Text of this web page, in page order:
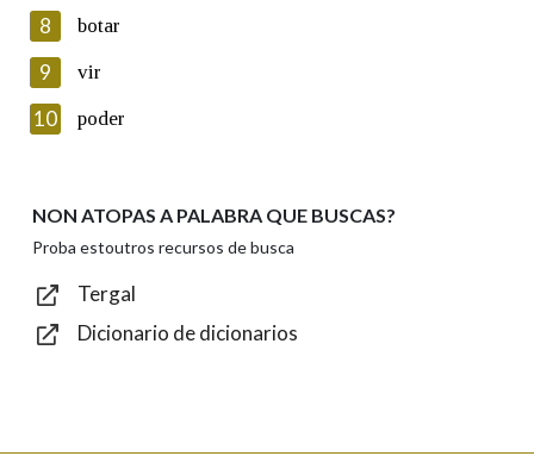
Lin e acepto as condicións da política de
Introduce o código que aparece na imaxe:
Texto de verificación
8 botar
9 vir
10 poder
NON ATOPAS A PALABRA QUE BUSCAS?
Proba estoutros recursos de busca
Tergal
Dicionario de dicionarios